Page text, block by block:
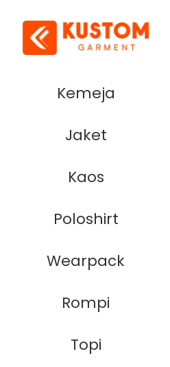
Kemeja
Jaket
Kaos
Poloshirt
Wearpack
Rompi
Topi